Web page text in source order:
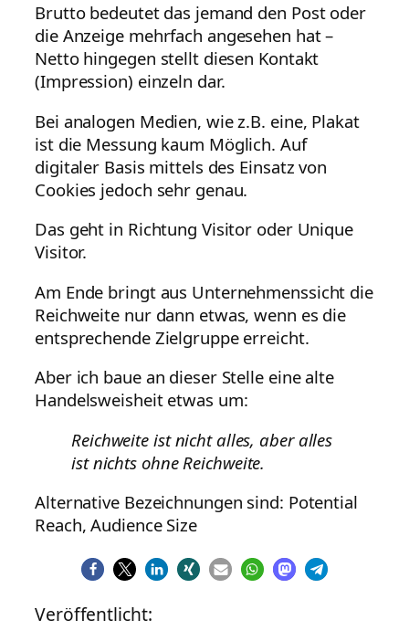
Brutto bedeutet das jemand den Post oder
die Anzeige mehrfach angesehen hat –
Netto hingegen stellt diesen Kontakt
(Impression) einzeln dar.
Bei analogen Medien, wie z.B. eine, Plakat
ist die Messung kaum Möglich. Auf
digitaler Basis mittels des Einsatz von
Cookies jedoch sehr genau.
Das geht in Richtung Visitor oder Unique
Visitor.
Am Ende bringt aus Unternehmenssicht die
Reichweite nur dann etwas, wenn es die
entsprechende Zielgruppe erreicht.
Aber ich baue an dieser Stelle eine alte
Handelsweisheit etwas um:
Reichweite ist nicht alles, aber alles
ist nichts ohne Reichweite.
Alternative Bezeichnungen sind: Potential
Reach, Audience Size
Veröffentlicht: